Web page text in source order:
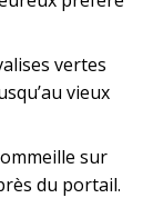
vertes
vieux
sur
du portail.